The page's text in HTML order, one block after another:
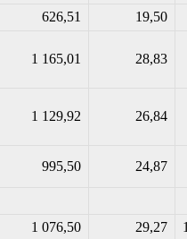
626,51 19,50
1 165,01 28,83
1 129,92 26,84
995,50 24,87
1 076,50 29,27